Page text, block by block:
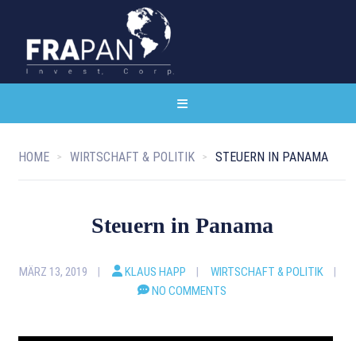
HOME WIRTSCHAFT & POLITIK STEUERN IN PANAMA
Steuern in Panama
MÄRZ 13, 2019 KLAUS HAPP
WIRTSCHAFT & POLITIK
NO COMMENTS